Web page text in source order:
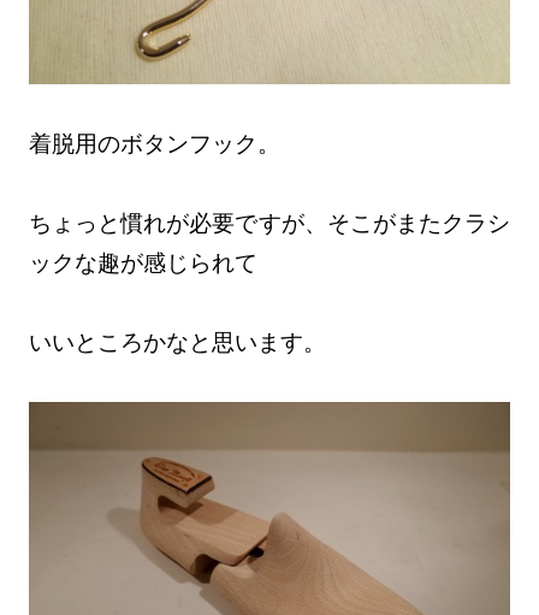
着脱用のボタンフック。
ちょっと慣れが必要ですが、そこがまたクラシ
ックな趣が感じられて
いいところかなと思います。